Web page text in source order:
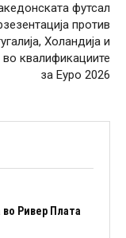
футсал
против
Холандија и
квалификациите
за Еуро 2026
Ривер Плата